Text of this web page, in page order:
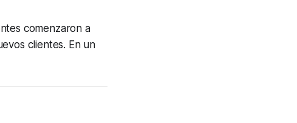
comenzaron a
clientes. En un